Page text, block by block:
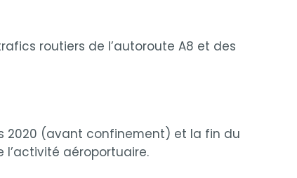
routiers de l’autoroute A8 et des
2020 (avant confinement) et la fin du
aéroportuaire.